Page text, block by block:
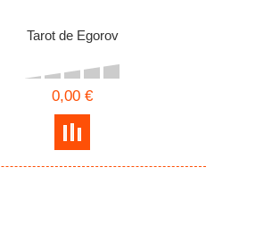
Tarot de Egorov
0,00 €